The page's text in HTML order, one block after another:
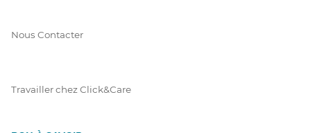
Nous Contacter
Travailler chez Click&Care